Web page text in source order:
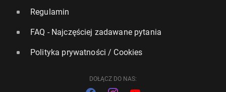
Regulamin
FAQ - Najczęściej zadawane pytania
Polityka prywatności / Cookies
DOŁĄCZ DO NAS: